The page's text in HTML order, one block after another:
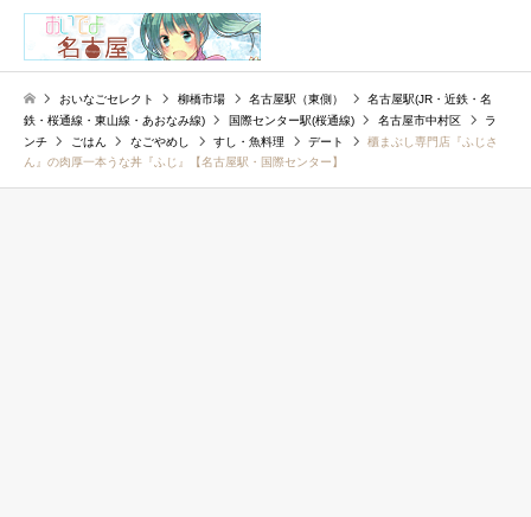
おいなごセレクト 柳橋市場 名古屋駅（東側）
名古屋駅(JR・近鉄・名
鉄・桜通線・東山線・あおなみ線)
国際センター駅(桜通線) 名古屋市中村区
ラ
ンチ
ごはん なごやめし すし・魚料理 デート
櫃まぶし専門店『ふじさ
ん』の肉厚一本うな丼『ふじ』【名古屋駅・国際センター】